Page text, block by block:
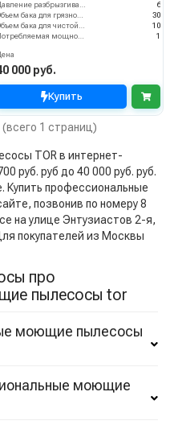
6
30
10
1
Цена
000 руб.
Купить
1 страниц)
TOR в интернет-
руб. руб до 40 000 руб. руб.
Купить профессиональные
позвонив по номеру 8
на улице Энтузиастов 2-я,
покупателей из Москвы
про
пылесосы tor
моющие пылесосы
моющие